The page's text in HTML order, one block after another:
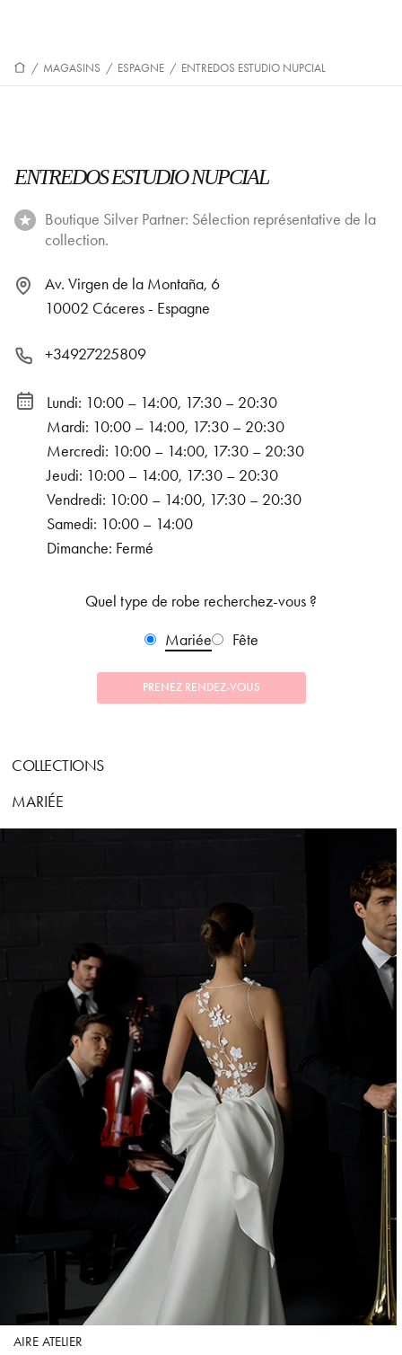
/ MAGASINS / ESPAGNE / ENTREDOS ESTUDIO NUPCIAL
ENTREDOS ESTUDIO NUPCIAL
Boutique Silver Partner: Sélection représentative de la
collection.
Av. Virgen de la Montaña, 6
10002 Cáceres - Espagne
+34927225809
Lundi: 10:00 – 14:00, 17:30 – 20:30
Mardi: 10:00 – 14:00, 17:30 – 20:30
Mercredi: 10:00 – 14:00, 17:30 – 20:30
Jeudi: 10:00 – 14:00, 17:30 – 20:30
Vendredi: 10:00 – 14:00, 17:30 – 20:30
Samedi: 10:00 – 14:00
Dimanche: Fermé
Quel type de robe recherchez-vous ?
Mariée
Fête
PRENEZ RENDEZ-VOUS
COLLECTIONS
MARIÉE
AIRE ATELIER